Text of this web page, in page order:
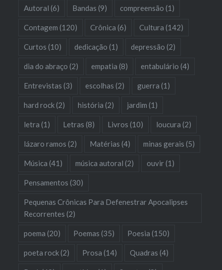
Autoral (6) Bandas (9) compreensão (1)
Contagem (120) Crônica (6) Cultura (142)
Curtos (10) dedicação (1) depressão (2)
dia do abraço (2) empatia (8) entabulário (4)
Entrevistas (3) escolhas (2) guerra (1)
hard rock(2) história (2) jardim (1)
letra (1) Letras (8) Livros (10) loucura (2)
lázaro ramos (2) Matérias (4) minas gerais (5)
Música (41) música autoral (2) ouvir(1)
Pensamentos (30)
Pequenas Crônicas Para Defenestrar Apocalipses
Recorrentes (2)
poema (20) Poemas (35) Poesia (150)
poeta rock(2) Prosa (14) Quadras (4)